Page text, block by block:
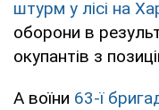
штурм у лісі на
оборони в
окупантів з
А воїни 63-ї